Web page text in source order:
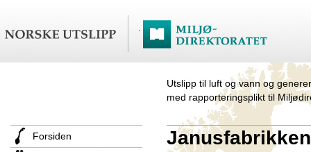
Utslipp til luft og vann og
med rapporteringsplikt til
Forsiden